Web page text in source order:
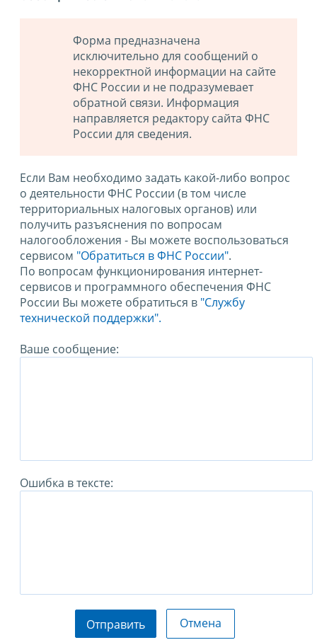
Форма предназначена
исключительно для сообщений о
некорректной информации на сайте
ФНС России и не подразумевает
обратной связи. Информация
направляется редактору сайта ФНС
России для сведения.
Если Вам необходимо задать какой-либо вопрос
о деятельности ФНС России (в том числе
территориальных налоговых органов) или
получить разъяснения по вопросам
налогообложения - Вы можете воспользоваться
сервисом "Обратиться в ФНС России".
По вопросам функционирования интернет-
сервисов и программного обеспечения ФНС
России Вы можете обратиться в "Службу
технической поддержки".
Ваше сообщение:
Ошибка в тексте:
Отправить Отмена